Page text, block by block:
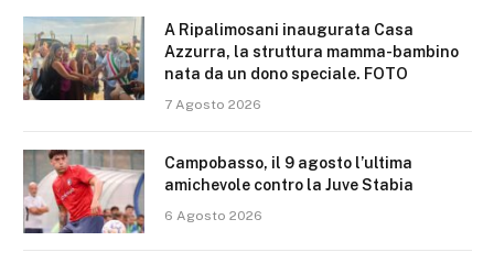
A Ripalimosani inaugurata Casa
Azzurra, la struttura mamma-bambino
nata da un dono speciale. FOTO
7 Agosto 2026
Campobasso, il 9 agosto l’ultima
amichevole contro la Juve Stabia
6 Agosto 2026